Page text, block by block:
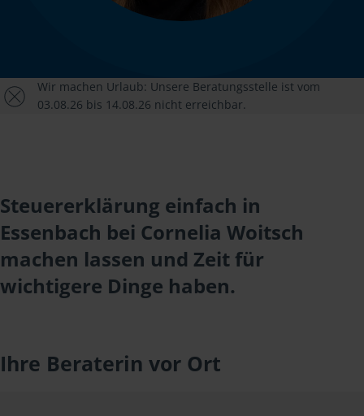
Wir machen Urlaub: Unsere Beratungsstelle ist vom
03.08.26 bis 14.08.26 nicht erreichbar.
Steuererklärung einfach in
Essenbach bei Cornelia Woitsch
machen lassen und Zeit für
wichtigere Dinge haben.
Ihre Beraterin vor Ort